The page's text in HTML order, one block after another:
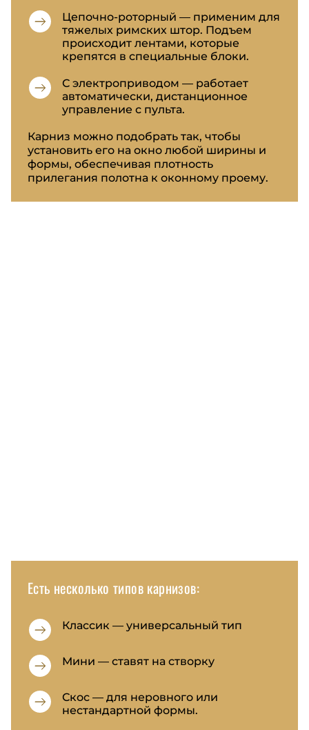
Цепочно-роторный — применим для
тяжелых римских штор. Подъем
происходит лентами, которые
крепятся в специальные блоки.
С электроприводом — работает
автоматически, дистанционное
управление с пульта.
Карниз можно подобрать так, чтобы
установить его на окно любой ширины и
формы, обеспечивая плотность
прилегания полотна к оконному проему.
Есть несколько типов карнизов:
Классик — универсальный тип
Мини — ставят на створку
Скос — для неровного или
нестандартной формы.